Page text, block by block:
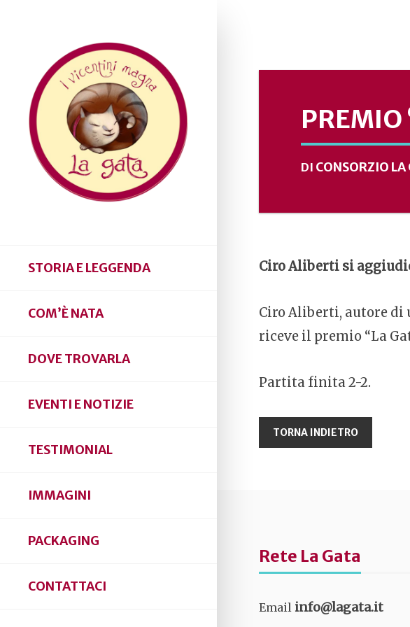
STORIA E LEGGENDA
COM’È NATA
DOVE TROVARLA
EVENTI E NOTIZIE
TESTIMONIAL
IMMAGINI
PACKAGING
CONTATTACI
PREMIO
DI CONSORZIO LA
Ciro Aliberti si
Ciro Aliberti, autore di
riceve il premio “La
Partita finita 2-2.
Rete La Gata
Email info@lagata.it